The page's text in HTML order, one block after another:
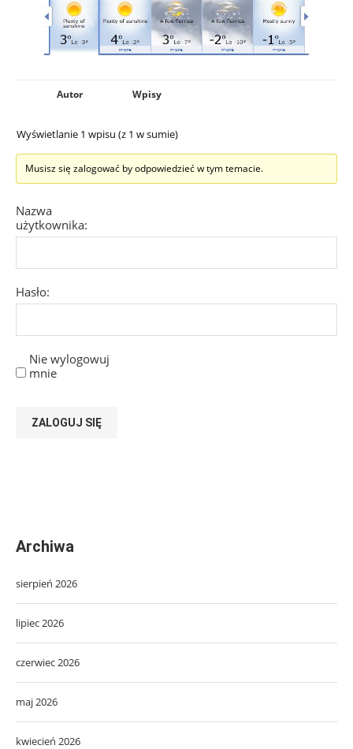
Autor Wpisy
Wyświetlanie 1 wpisu (z 1 w sumie)
Musisz się zalogować by odpowiedzieć w tym temacie.
Nazwa
użytkownika:
Hasło:
Nie wylogowuj
mnie
ZALOGUJ SIĘ
Archiwa
sierpień 2026
lipiec 2026
czerwiec 2026
maj 2026
kwiecień 2026